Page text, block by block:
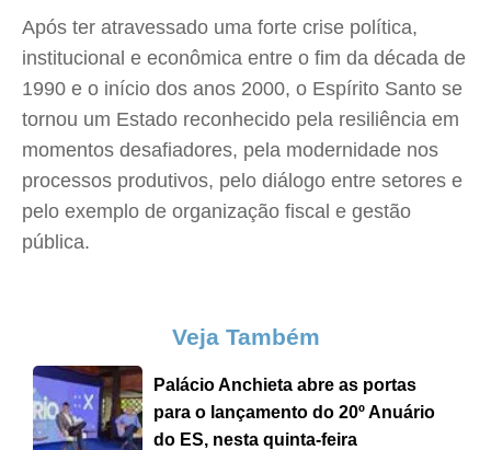
Após ter atravessado uma forte crise política,
institucional e econômica entre o fim da década de
1990 e o início dos anos 2000, o Espírito Santo se
tornou um Estado reconhecido pela resiliência em
momentos desafiadores, pela modernidade nos
processos produtivos, pelo diálogo entre setores e
pelo exemplo de organização fiscal e gestão
pública.
Veja Também
Palácio Anchieta abre as portas
para o lançamento do 20º Anuário
do ES, nesta quinta-feira